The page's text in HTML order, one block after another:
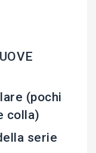
(pochi
colla)
serie